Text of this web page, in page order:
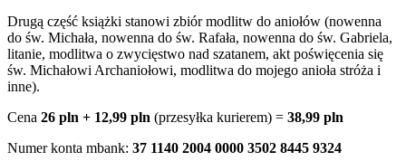
Drugą część książki stanowi zbiór modlitw do aniołów (nowenna
do św. Michała, nowenna do św. Rafała, nowenna do św. Gabriela,
litanie, modlitwa o zwycięstwo nad szatanem, akt poświęcenia się
św. Michałowi Archaniołowi, modlitwa do mojego anioła stróża i
inne).
Cena 26 pln + 12,99 pln (przesyłka kurierem) = 38,99 pln
Numer konta mbank: 37 1140 2004 0000 3502 8445 9324